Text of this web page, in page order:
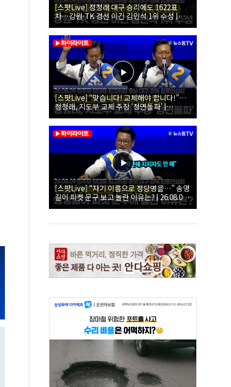
[스팟Live] 정청래 대구 승리에도 1622표
차…강원·TK 경선 이긴 김민석 1위 수성 |
26.08.09 더불어민주당 당대표·최고위원 후
보 대구·경북 합동연설회
[스팟Live] “맞습니다! 교체해야 합니다!”…
정청래, 지도부 교체 주장 ‘정면돌파’ |
26.08.09 더불어민주당 당대표·최고위원 후
보 대구·경북 합동연설회
[스팟Live] “자기 이름으로 정당명을…” 송영
길이 피켓 문구 보고 놀란 이유는? | 26.08.09
더불어민주당 당대표·최고위원 후보 대구·경